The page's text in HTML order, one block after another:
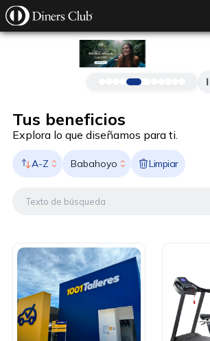
Pasar al contenido principal
Tus beneficios
Explora lo que diseñamos para ti.
A-Z Babahoyo Limpiar